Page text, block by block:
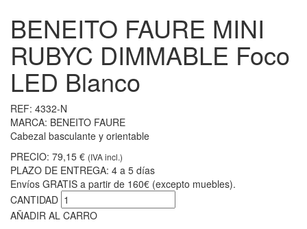
BENEITO FAURE MINI
RUBYC DIMMABLE Foco
LED Blanco
REF: 4332-N
MARCA: BENEITO FAURE
Cabezal basculante y orientable
PRECIO: 79,15 € (IVA incl.)
PLAZO DE ENTREGA: 4 a 5 días
Envíos GRATIS a partir de 160€ (excepto muebles).
CANTIDAD
AÑADIR AL CARRO